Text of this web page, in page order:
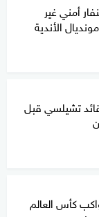
أمني غير
الأندية
تشيلسي قبل
كأس العالم